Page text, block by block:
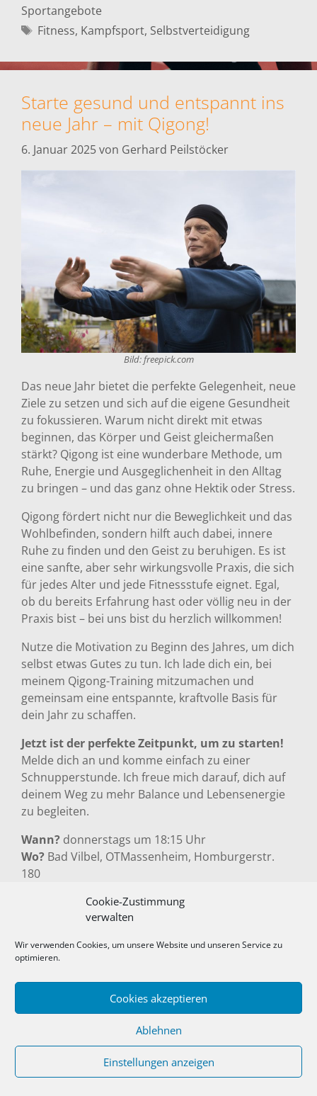
Cookie-Zustimmung
verwalten
Wir verwenden Cookies, um unsere Website und unseren Service zu
optimieren.
Cookies akzeptieren
Ablehnen
Einstellungen anzeigen
Sportangebote
Schlagwörter
Fitness, Kampfsport, Selbstverteidigung
Starte gesund und entspannt ins
neue Jahr – mit Qigong!
6. Januar 2025von Gerhard Peilstöcker
Bild: freepick.com
Das neue Jahr bietet die perfekte Gelegenheit, neue
Ziele zu setzen und sich auf die eigene Gesundheit
zu fokussieren. Warum nicht direkt mit etwas
beginnen, das Körper und Geist gleichermaßen
stärkt? Qigong ist eine wunderbare Methode, um
Ruhe, Energie und Ausgeglichenheit in den Alltag
zu bringen – und das ganz ohne Hektik oder Stress.
Qigong fördert nicht nur die Beweglichkeit und das
Wohlbefinden, sondern hilft auch dabei, innere
Ruhe zu finden und den Geist zu beruhigen. Es ist
eine sanfte, aber sehr wirkungsvolle Praxis, die sich
für jedes Alter und jede Fitnessstufe eignet. Egal,
ob du bereits Erfahrung hast oder völlig neu in der
Praxis bist – bei uns bist du herzlich willkommen!
Nutze die Motivation zu Beginn des Jahres, um dich
selbst etwas Gutes zu tun. Ich lade dich ein, bei
meinem Qigong-Training mitzumachen und
gemeinsam eine entspannte, kraftvolle Basis für
dein Jahr zu schaffen.
Jetzt ist der perfekte Zeitpunkt, um zu starten!
Melde dich an und komme einfach zu einer
Schnupperstunde. Ich freue mich darauf, dich auf
deinem Weg zu mehr Balance und Lebensenergie
zu begleiten.
Wann? donnerstags um 18:15 Uhr
Wo? Bad Vilbel, OTMassenheim, Homburgerstr.
180
Lass uns gemeinsam das neue Jahr in Harmonie
Gerhard Peilstöcker
(Übungsleiter Qigong)
Fit im Alter,Gesundheitsorientiertes Training,
Schlagwörter
Qigong